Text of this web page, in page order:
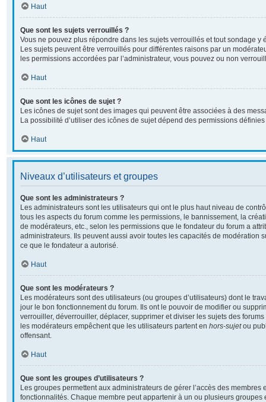
Haut
Que sont les sujets verrouillés ?
Vous ne pouvez plus répondre dans les sujets verrouillés et tout sondage y
Les sujets peuvent être verrouillés pour différentes raisons par un
les permissions accordées par l’administrateur, vous pouvez ou non
Haut
Que sont les icônes de sujet ?
Les icônes de sujet sont des images qui peuvent être associées à des
La possibilité d’utiliser des icônes de sujet dépend des permissions définies
Haut
Niveaux d’utilisateurs et groupes
Que sont les administrateurs ?
Les administrateurs sont les utilisateurs qui ont le plus haut niveau de
tous les aspects du forum comme les permissions, le bannissement, la
de modérateurs, etc., selon les permissions que le fondateur du forum a
administrateurs. Ils peuvent aussi avoir toutes les capacités de modération
ce que le fondateur a autorisé.
Haut
Que sont les modérateurs ?
Les modérateurs sont des utilisateurs (ou groupes d’utilisateurs) dont le
jour le bon fonctionnement du forum. Ils ont le pouvoir de modifier ou
verrouiller, déverrouiller, déplacer, supprimer et diviser les sujets des
les modérateurs empêchent que les utilisateurs partent en hors-sujetou
offensant.
Haut
Que sont les groupes d’utilisateurs ?
Les groupes permettent aux administrateurs de gérer l’accès des membres
fonctionnalités. Chaque membre peut appartenir à un ou plusieurs groupes